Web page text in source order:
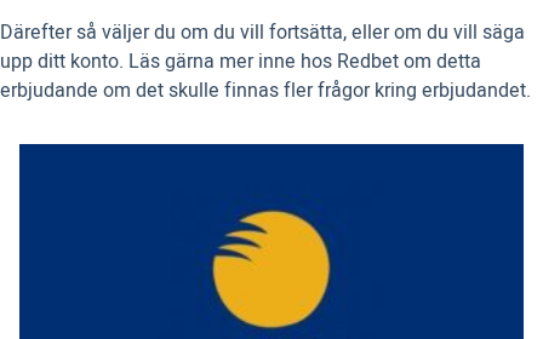
Därefter så väljer du om du vill fortsätta, eller om du vill säga
upp ditt konto. Läs gärna mer inne hos Redbet om detta
erbjudande om det skulle finnas fler frågor kring erbjudandet.